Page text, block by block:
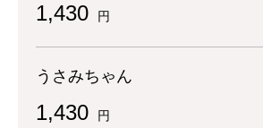
1,430 円
うさみちゃん
1,430 円